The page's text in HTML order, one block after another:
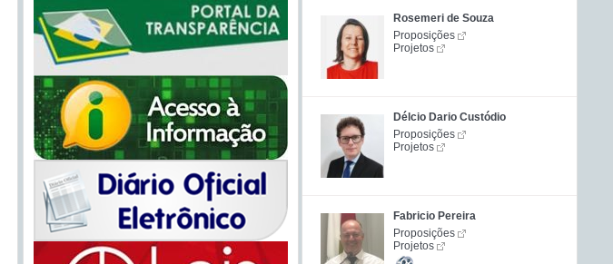
Rosemeri de Souza
Proposições
Projetos
Délcio Dario Custódio
Proposições
Projetos
Fabricio Pereira
Proposições
Projetos